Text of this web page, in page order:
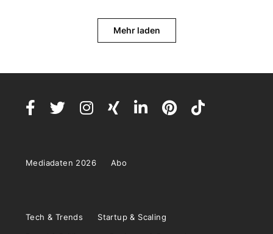
Mehr laden
Mediadaten 2026 Abo
Tech & Trends Startup & Scaling